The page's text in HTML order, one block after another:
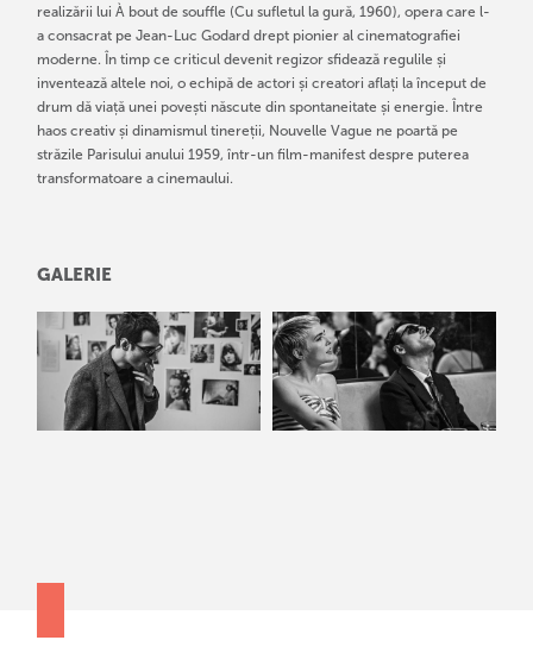
realizării lui À bout de souffle (Cu sufletul la gură, 1960), opera care l-
a consacrat pe Jean-Luc Godard drept pionier al cinematografiei
moderne. În timp ce criticul devenit regizor sfidează regulile și
inventează altele noi, o echipă de actori și creatori aflați la început de
drum dă viață unei povești născute din spontaneitate și energie. Între
haos creativ și dinamismul tinereții, Nouvelle Vague ne poartă pe
străzile Parisului anului 1959, într-un film-manifest despre puterea
transformatoare a cinemaului.
GALERIE